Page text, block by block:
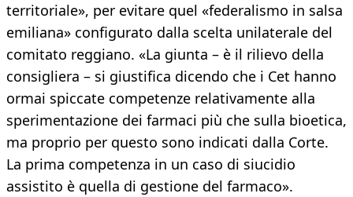
territoriale», per evitare quel «federalismo in salsa
emiliana» configurato dalla scelta unilaterale del
comitato reggiano. «La giunta – è il rilievo della
consigliera – si giustifica dicendo che i Cet hanno
ormai spiccate competenze relativamente alla
sperimentazione dei farmaci più che sulla bioetica,
ma proprio per questo sono indicati dalla Corte.
La prima competenza in un caso di siucidio
assistito è quella di gestione del farmaco».